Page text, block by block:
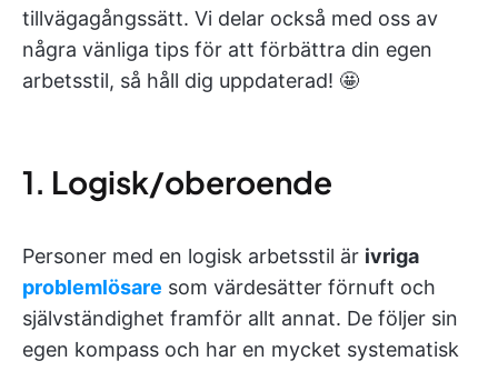
tillvägagångssätt. Vi delar också med oss av
några vänliga tips för att förbättra din egen
arbetsstil, så håll dig uppdaterad! 🤩
1. Logisk/oberoende
Personer med en logisk arbetsstil är ivriga
problemlösare som värdesätter förnuft och
självständighet framför allt annat. De följer sin
egen kompass och har en mycket systematisk